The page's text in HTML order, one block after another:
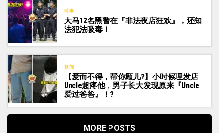
时事
大马12名黑警在『非法夜店狂欢』，还知
法犯法吸毒！
趣闻
【爱而不得，帮你顾儿?】小时候理发店
Uncle超疼他，男子长大发现原来『Uncle
爱过爸爸』！?
MORE POSTS